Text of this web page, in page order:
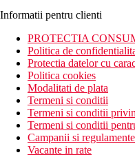
Informatii pentru clienti
PROTECTIA
Politica de
Protectia datelor cu
Politica cookies
Modalitati de plata
Termeni si conditii
Termeni si conditii
Termeni si conditii
Campanii si regulamente
Vacante in rate